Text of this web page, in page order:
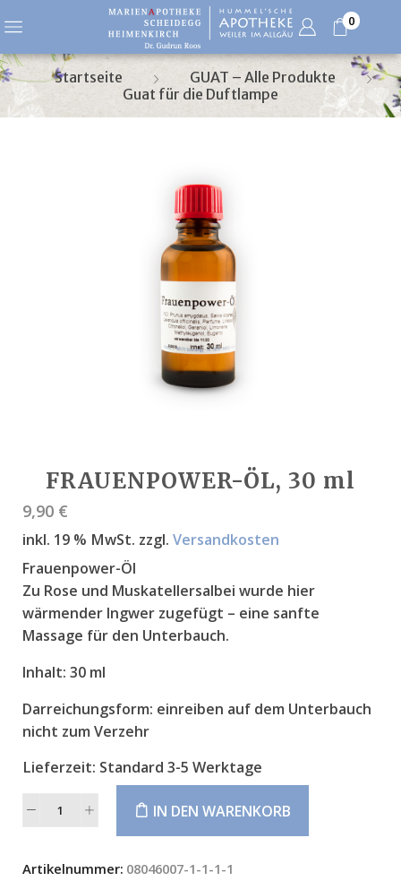
0
Startseite
GUAT – Alle Produkte
Guat für die Duftlampe
FRAUENPOWER-ÖL, 30 ml
9,90 €
inkl. 19 % MwSt. zzgl. Versandkosten
Frauenpower-Öl
Zu Rose und Muskatellersalbei wurde hier
wärmender Ingwer zugefügt – eine sanfte
Massage für den Unterbauch.
Inhalt: 30 ml
Darreichungsform: einreiben auf dem Unterbauch
nicht zum Verzehr
Lieferzeit: Standard 3-5 Werktage
IN DEN WARENKORB
Alternative:
Artikelnummer: 08046007-1-1-1-1